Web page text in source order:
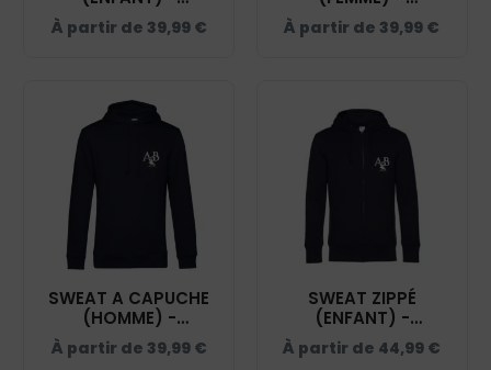
AB.EQUITATION -
NAVY - K477
À partir de 39,99 €
AB.EQUITATION -
NAVY - BCW34B
À partir de 39,99 €
SWEAT A CAPUCHE
(HOMME) -
AB.EQUITATION -
NAVY - BCU33B
À partir de 39,99 €
SWEAT ZIPPÉ
(ENFANT) -
AB.EQUITATION -
NAVY - K455
À partir de 44,99 €